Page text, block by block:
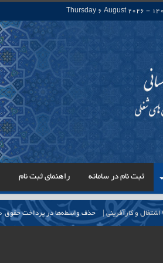
ثبت نام در سامانه راهنمای ثبت نام
اشتغال و کارآفرینی حذف واسطه‌ها در پرداخت حقوق ۷۰۰ هزار نیروی شرکتی، گامی در مسیر عدالت اداری